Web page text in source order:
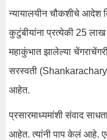
न्यायालयीन चौकशीचे आदेश
कुटुंबीयांना प्रत्येकी 25
महाकुंभात झालेल्या
सरस्वती
आहेत.
प्रसारमाध्यमांशी संवाद
आहेत. त्यांनी पाप केलं आहे.